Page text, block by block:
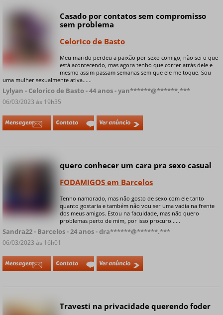
+ 7 fotos privadas
Casado por contatos sem compromisso
sem problema
Celorico de Basto
Meu marido perdeu a paixão por sexo comigo, não sei o que
está acontecendo, mas agora tenho que correr atrás dele e
mesmo assim passam semanas sem que ele me toque. Sou
uma mulher sexualmente ativa......
Lylyan - Celorico de Basto - 44 anos - yan******@******.***
06/03/2023 às 19h35
Mensagem Contato Ver anúncio
+ 9 fotos privadas
quero conhecer um cara pra sexo casual
FODAMIGOS em Barcelos
Tenho namorado, mas não gosto de sexo com ele tanto
quanto gostaria e também não vou ser uma vadia na frente
dos meus amigos. Estou na faculdade, mas não quero
problemas perto de mim, por isso procuro......
Sandra22 - Barcelos - 24 anos - dra******@******.***
06/03/2023 às 16h01
Mensagem Contato Ver anúncio
Online
Travesti na privacidade querendo foder